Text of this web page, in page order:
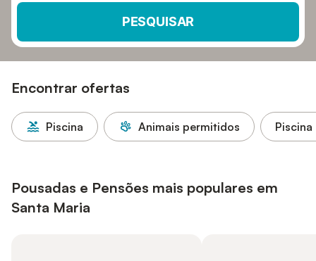
PESQUISAR
Encontrar ofertas
Piscina Animais permitidos
Pousadas e Pensões mais populares em
Santa Maria